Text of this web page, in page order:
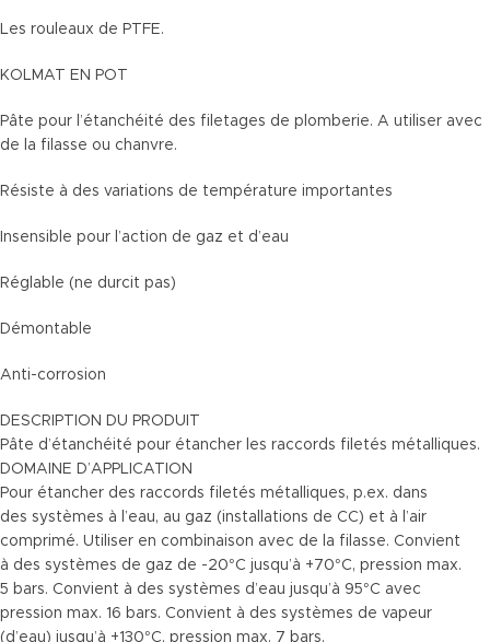
Les rouleaux de PTFE.
KOLMAT EN POT
Pâte pour l’étanchéité des filetages de plomberie. A utiliser avec
de la filasse ou chanvre.
Résiste à des variations de température importantes
Insensible pour l’action de gaz et d’eau
Réglable (ne durcit pas)
Démontable
Anti-corrosion
DESCRIPTION DU PRODUIT
Pâte d’étanchéité pour étancher les raccords filetés métalliques.
DOMAINE D’APPLICATION
Pour étancher des raccords filetés métalliques, p.ex. dans
des systèmes à l’eau, au gaz (installations de CC) et à l’air
comprimé. Utiliser en combinaison avec de la filasse. Convient
à des systèmes de gaz de -20°C jusqu’à +70°C, pression max.
5 bars. Convient à des systèmes d’eau jusqu’à 95°C avec
pression max. 16 bars. Convient à des systèmes de vapeur
(d’eau) jusqu’à +130°C, pression max. 7 bars.